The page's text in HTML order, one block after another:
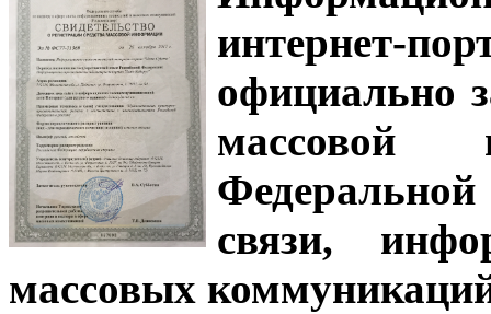
интернет-
официально
связи,
массовых